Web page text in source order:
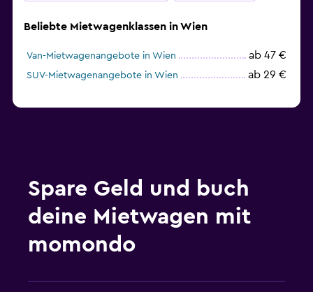
Beliebte Mietwagenklassen in Wien
Van-Mietwagenangebote in Wien ab 47 €
SUV-Mietwagenangebote in Wien ab 29 €
Spare Geld und buch
deine Mietwagen mit
momondo